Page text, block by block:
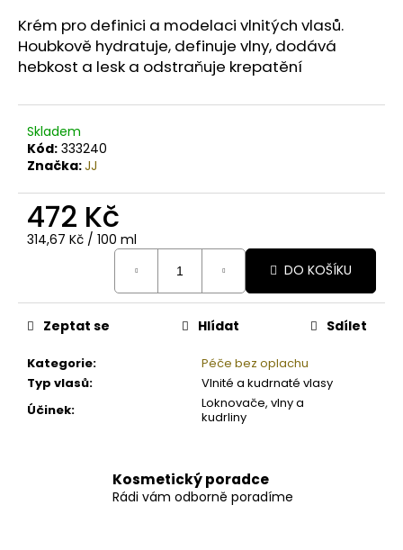
Krém pro definici a modelaci vlnitých vlasů.
Houbkově hydratuje, definuje vlny, dodává
hebkost a lesk a odstraňuje krepatění
Skladem
Kód: 333240
Značka:JJ
472 Kč
Měrná
314,67 Kč / 100 ml
DO KOŠÍKU
Kategorie:
Péče bez oplachu
Typ vlasů:
Vlnité a kudrnaté vlasy
Účinek:
Loknovače, vlny a
kudrliny
Zeptat se Hlídat Sdílet
Kosmetický poradce
Rádi vám odborně poradíme
j
e
m
e
COLORS
KERATIN
COMPLEX
SET
5.99
ČOKOLÁDA
129
Kč